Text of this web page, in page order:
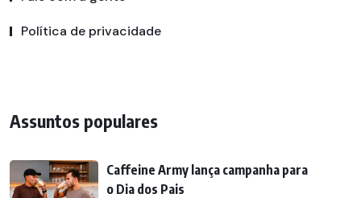
Política de privacidade
Assuntos populares
Caffeine Army lança campanha para
o Dia dos Pais